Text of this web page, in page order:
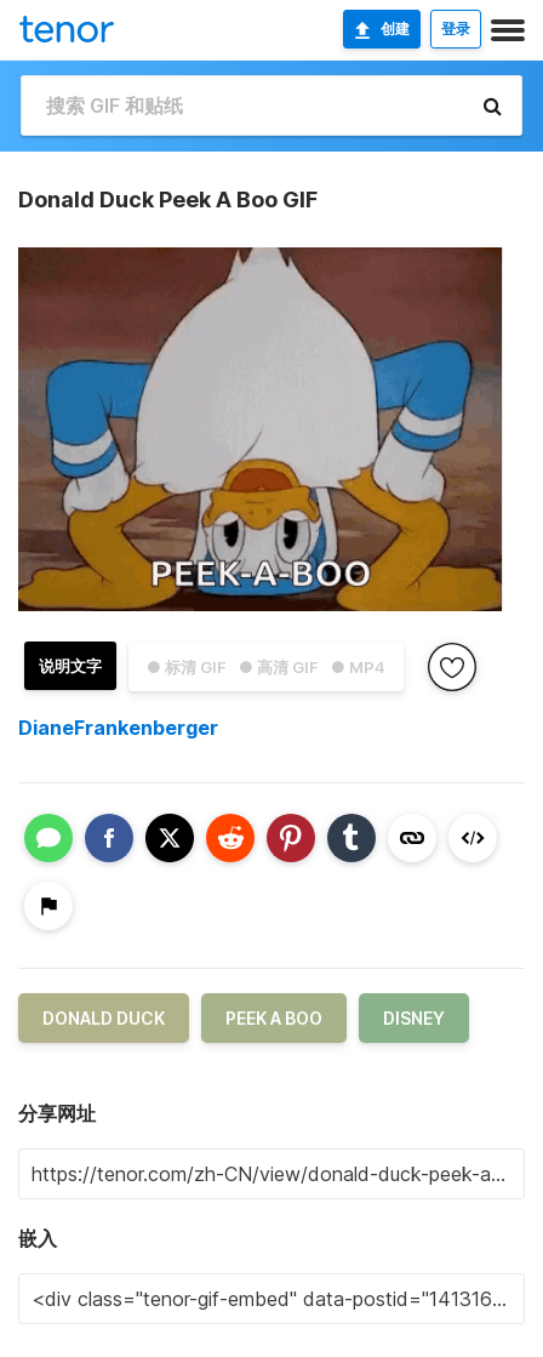
创建 登录
Donald Duck Peek A Boo GIF
● 标清 GIF ● 高清 GIF ● MP4
说明文字
DianeFrankenberger
DONALD DUCK PEEK A BOO DISNEY
分享网址
嵌入